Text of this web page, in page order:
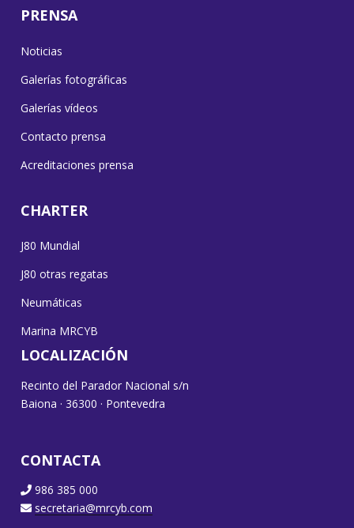
PRENSA
Noticias
Galerías fotográficas
Galerías vídeos
Contacto prensa
Acreditaciones prensa
CHARTER
J80 Mundial
J80 otras regatas
Neumáticas
Marina MRCYB
LOCALIZACIÓN
Recinto del Parador Nacional s/n
Baiona · 36300 · Pontevedra
CONTACTA
986 385 000
secretaria@mrcyb.com